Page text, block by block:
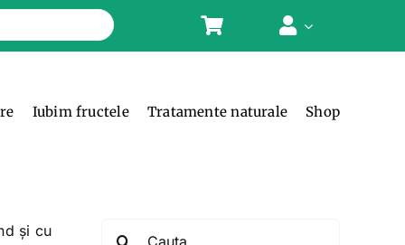
Iubim fructele Tratamente naturale Shop
și cu